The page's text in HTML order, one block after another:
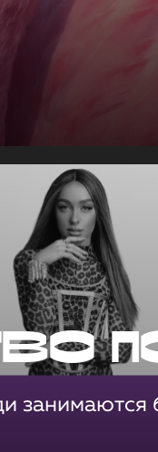
занимаются